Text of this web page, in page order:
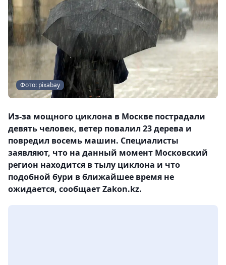
Фото: pixabay
Из-за мощного циклона в Москве пострадали
девять человек, ветер повалил 23 дерева и
повредил восемь машин. Специалисты
заявляют, что на данный момент Московский
регион находится в тылу циклона и что
подобной бури в ближайшее время не
ожидается, cообщает Zakon.kz.